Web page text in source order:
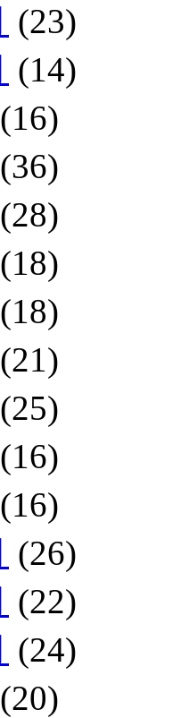
(23)
(14)
(16)
(36)
(28)
(18)
(18)
(21)
(25)
(16)
(16)
(26)
(22)
(24)
(20)